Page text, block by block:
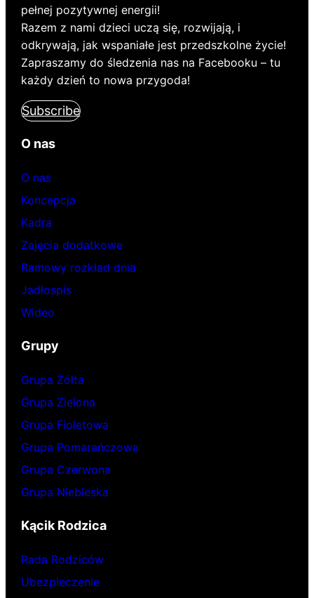
pełnej pozytywnej energii!
Razem z nami dzieci uczą się, rozwijają, i
odkrywają, jak wspaniałe jest przedszkolne życie!
Zapraszamy do śledzenia nas na Facebooku – tu
każdy dzień to nowa przygoda!
Subscribe
O nas
O nas
Koncepcja
Kadra
Zajęcia dodatkowe
Ramowy rozkład dnia
Jadłospis
Wideo
Grupy
Grupa Żółta
Grupa Zielona
Grupa Fioletowa
Grupa Pomarańczowa
Grupa Czerwona
Grupa Niebieska
Kącik Rodzica
Rada Rodziców
Ubezpieczenie